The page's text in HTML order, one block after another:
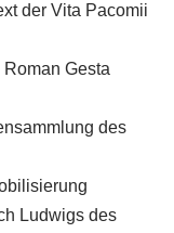
der Vita Pacomii
Gesta
des
Ludwigs des